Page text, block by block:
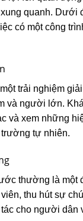
quanh. Dưới
có một công
trải nghiệm
và người lớn.
và xem những
tự nhiên.
thường là một
thu hút sự
cho người dân